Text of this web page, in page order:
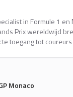
in Formule 1 en
Prix wereldwijd
toegang tot
Monaco